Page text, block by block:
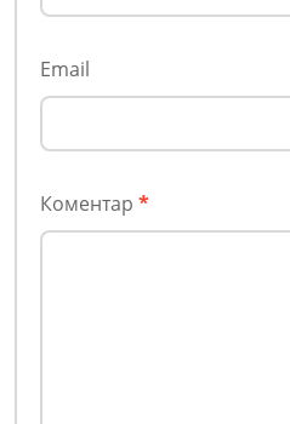
Email
Коментар *